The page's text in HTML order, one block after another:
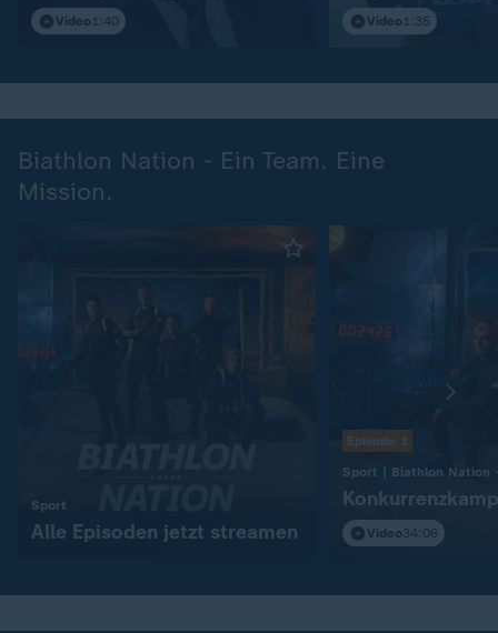
Video 1:40 Video 1:35
Biathlon Nation - Ein Team. Eine
Mission.
Sport
Alle Episoden jetzt streamen
Episode 1
Video34:06